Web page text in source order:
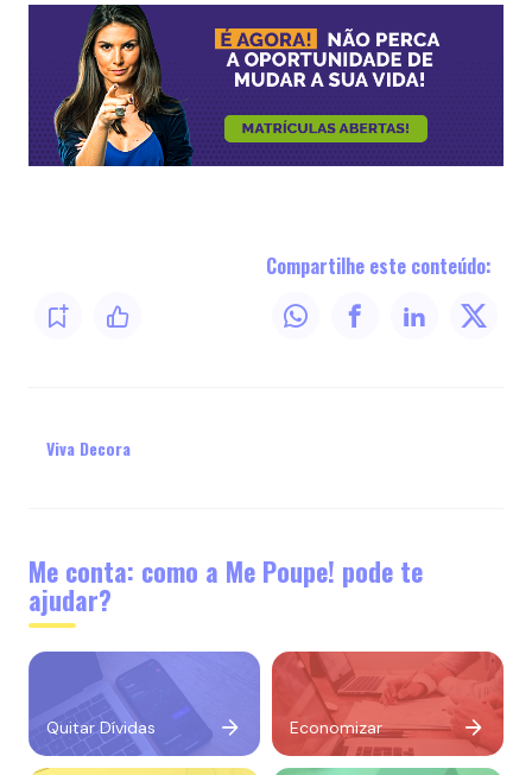
Compartilhe este conteúdo:
Viva Decora
Me conta: como a Me Poupe! pode te
ajudar?
Quitar Dívidas Economizar